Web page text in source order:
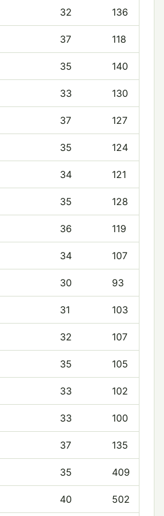
32 136
37 118
35 140
33 130
37 127
35 124
34 121
35 128
36 119
34 107
30 93
31 103
32 107
35 105
33 102
33 100
37 135
35 409
40 502